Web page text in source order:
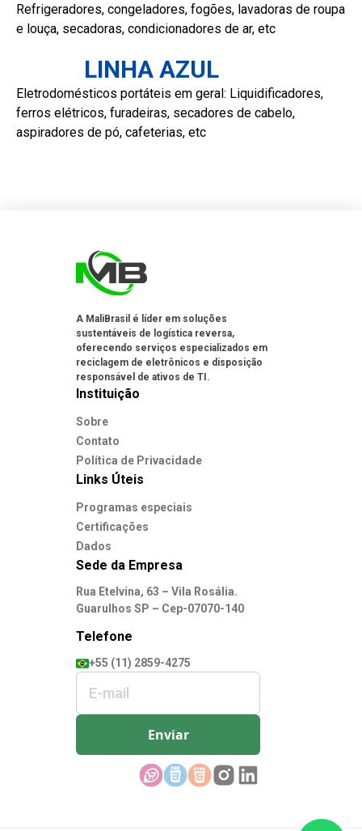
Refrigeradores, congeladores, fogões, lavadoras de roupa
e louça, secadoras, condicionadores de ar, etc
LINHA AZUL
Eletrodomésticos portáteis em geral: Liquidificadores,
ferros elétricos, furadeiras, secadores de cabelo,
aspiradores de pó, cafeterias, etc
A MaliBrasil é líder em soluções
sustentáveis de logística reversa,
oferecendo serviços especializados em
reciclagem de eletrônicos e disposição
responsável de ativos de TI.
Instituição
Sobre
Contato
Política de Privacidade
Links Úteis
Programas especiais
Certificações
Dados
Sede da Empresa
Rua Etelvina, 63 – Vila Rosália.
Guarulhos SP – Cep-07070-140
Telefone
+55 (11) 2859-4275
Enviar